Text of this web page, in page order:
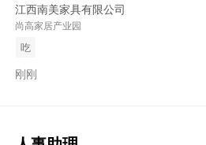
江西南美家具有限公司
尚高家居产业园
吃
刚刚